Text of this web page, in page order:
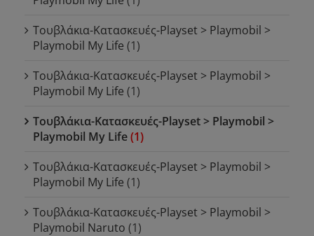
Τουβλάκια-Κατασκευές-Playset > Playmobil >
Playmobil My Life (1)
Τουβλάκια-Κατασκευές-Playset > Playmobil >
Playmobil My Life (1)
Τουβλάκια-Κατασκευές-Playset > Playmobil >
Playmobil My Life(1)
Τουβλάκια-Κατασκευές-Playset > Playmobil >
Playmobil My Life (1)
Τουβλάκια-Κατασκευές-Playset > Playmobil >
Playmobil Naruto (1)